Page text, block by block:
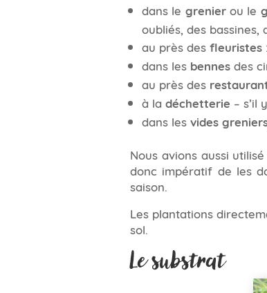
dans le grenierou le
oubliés, des bassines,
au près des fleuristes
dans les bennesdes
au près des
à la déchetterie – s’il
dans les vides
Nous avions aussi
donc impératif de les
saison.
Les plantations
sol.
Le substrat